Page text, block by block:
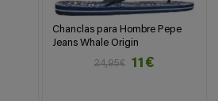
Chanclas para Hombre Pepe
Jeans Whale Origin
24,95€
11€